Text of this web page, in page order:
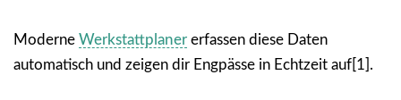
Moderne Werkstattplaner erfassen diese Daten
automatisch und zeigen dir Engpässe in Echtzeit auf[1].